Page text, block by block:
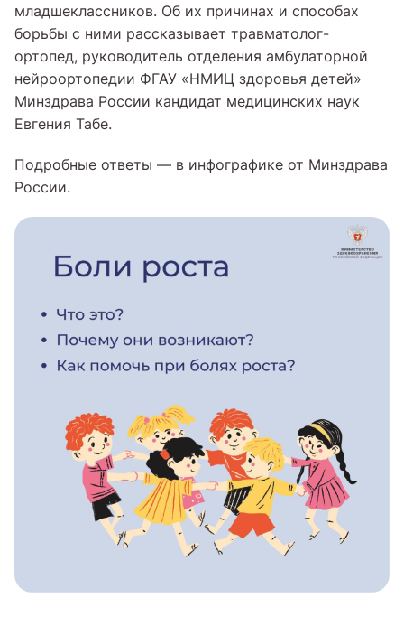
младшеклассников. Об их причинах и способах
борьбы с ними рассказывает травматолог-
ортопед, руководитель отделения амбулаторной
нейроортопедии ФГАУ «НМИЦ здоровья детей»
Минздрава России кандидат медицинских наук
Евгения Табе.
Подробные ответы — в инфографике от Минздрава
России.